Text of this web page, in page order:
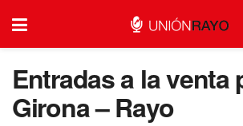
Entradas a la venta
Girona – Rayo